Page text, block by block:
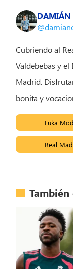
DAMIÁN
Cubriendo al
Valdebebas y
Madrid.
bonita y
Luka
Real
También